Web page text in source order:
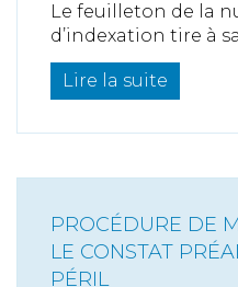
Le feuilleton de la
d’indexation tire à
Lire la suite
PROCÉDURE DE
LE CONSTAT
PÉRIL